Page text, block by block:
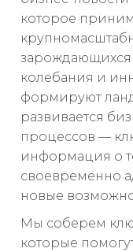
которое
зарождающихся
колебания и
формируют
развивается
процессов —
информация о
своевременно
новые
Мы соберем
которые